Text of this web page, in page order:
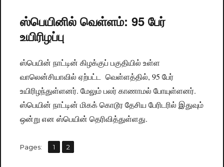
ஸ்பெயினில் வெள்ளம்: 95 பேர்
உயிரிழப்பு
ஸ்பெயின் நாட்டின் கிழக்குப் பகுதியில் உள்ள
வாலென்சியாவில் ஏற்பட்ட வெள்ளத்தில், 95 பேர்
உயிரிழந்துள்ளனர். மேலும் பலர் காணாமல் போயுள்ளனர்.
ஸ்பெயின் நாட்டின் மிகக் கொடூர தேசிய பேரிடரில் இதுவும்
ஒன்று என ஸ்பெயின் தெரிவித்துள்ளது.
Pages: Page
1 ,
Page
2